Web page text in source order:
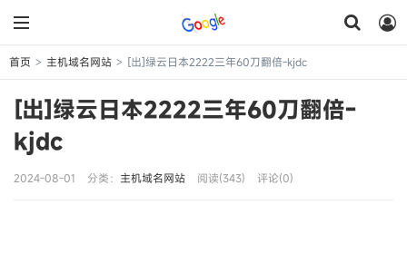
首页 > 主机域名网站 > [出]绿云日本2222三年60刀翻倍-kjdc
[出]绿云日本2222三年60刀翻倍-
kjdc
2024-08-01 分类： 主机域名网站 阅读(343) 评论(0)